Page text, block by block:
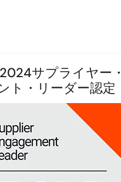
サプライヤー
ト・リーダー認定